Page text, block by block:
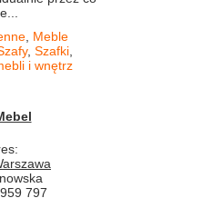
, Meble
, Szafki,
i wnętrz
797